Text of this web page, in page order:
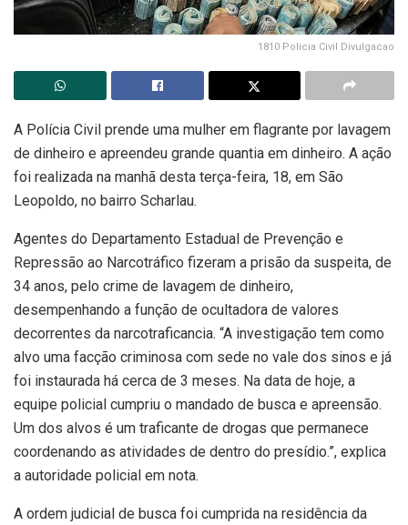
1810 Policia Civil Divulgacao
A Polícia Civil prende uma mulher em flagrante por lavagem
de dinheiro e apreendeu grande quantia em dinheiro. A ação
foi realizada na manhã desta terça-feira, 18, em São
Leopoldo, no bairro Scharlau.
Agentes do Departamento Estadual de Prevenção e
Repressão ao Narcotráfico fizeram a prisão da suspeita, de
34 anos, pelo crime de lavagem de dinheiro,
desempenhando a função de ocultadora de valores
decorrentes da narcotraficancia. “A investigação tem como
alvo uma facção criminosa com sede no vale dos sinos e já
foi instaurada há cerca de 3 meses. Na data de hoje, a
equipe policial cumpriu o mandado de busca e apreensão.
Um dos alvos é um traficante de drogas que permanece
coordenando as atividades de dentro do presídio.”, explica
a autoridade policial em nota.
A ordem judicial de busca foi cumprida na residência da